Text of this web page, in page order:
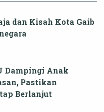
dan Kisah Kota Gaib
Dampingi Anak
Pastikan
Berlanjut